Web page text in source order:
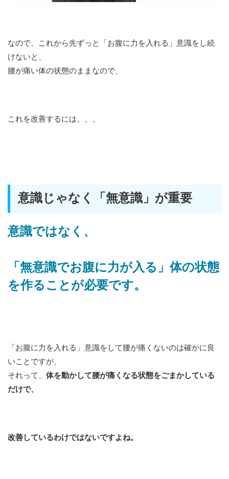
なので、これから先ずっと「お腹に力を入れる」意識をし続
けないと、
腰が痛い体の状態のままなので、
これを改善するには、、、
意識じゃなく「無意識」が重要
意識ではなく、
「無意識でお腹に力が入る」体の状態
を作ることが必要です。
「お腹に力を入れる」意識をして腰が痛くないのは確かに良
いことですが、
それって、 体を動かして腰が痛くなる状態をごまかしている
だけで、
改善しているわけではないですよね。